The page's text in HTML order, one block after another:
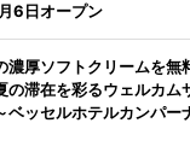
6日オープン
濃厚ソフトクリームを無
の滞在を彩るウェルカム
ッセルホテルカンパー